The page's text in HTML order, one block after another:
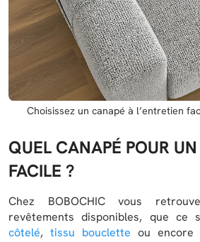
Choisissez un canapé à l’entretien
QUEL CANAPÉ POUR
FACILE ?
Chez BOBOCHIC vous
revêtements disponibles, que ce
côtelé, tissu bouclette ou encore